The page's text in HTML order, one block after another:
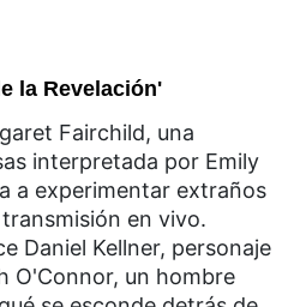
la Revelación'
Fairchild, una
interpretada por Emily
a experimentar extraños
en vivo.
Daniel Kellner, personaje
O'Connor, un hombre